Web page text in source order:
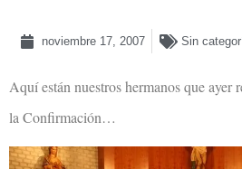
noviembre 17, 2007 Sin
Aquí están nuestros hermanos que ayer
la Confirmación…